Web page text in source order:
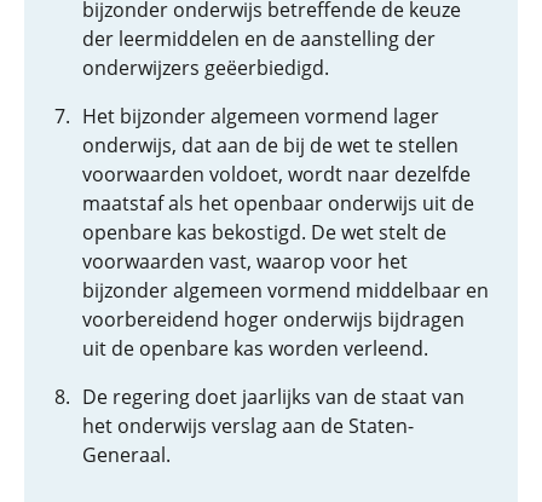
bijzonder onderwijs betreffende de keuze
der leermiddelen en de aanstelling der
onderwijzers geëerbiedigd.
Het bijzonder algemeen vormend lager
onderwijs, dat aan de bij de wet te stellen
voorwaarden voldoet, wordt naar dezelfde
maatstaf als het openbaar onderwijs uit de
openbare kas bekostigd. De wet stelt de
voorwaarden vast, waarop voor het
bijzonder algemeen vormend middelbaar en
voorbereidend hoger onderwijs bijdragen
uit de openbare kas worden verleend.
De regering doet jaarlijks van de staat van
het onderwijs verslag aan de Staten-
Generaal.